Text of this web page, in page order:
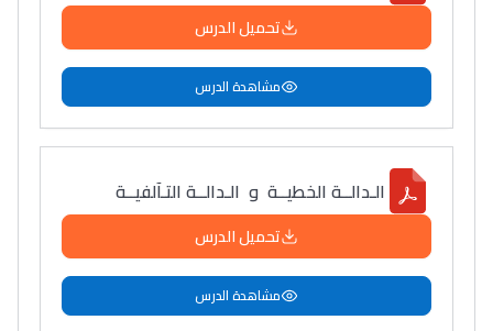
تحميل الدرس
مشاهدة الدرس
الـدالــة الخطيــة و الـدالــة التـآلفيــة
تحميل الدرس
مشاهدة الدرس